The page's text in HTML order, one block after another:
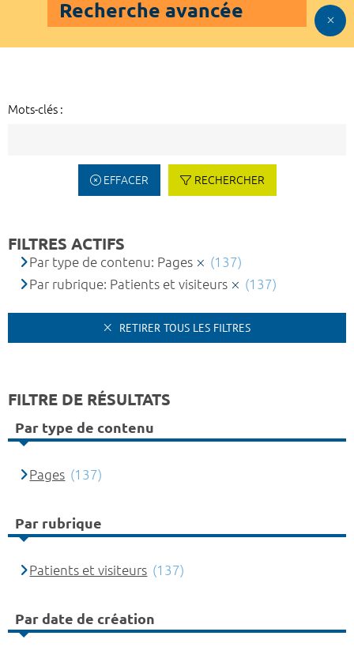
Recherche avancée
Mots-clés :
EFFACER RECHERCHER
FILTRES ACTIFS
Par type de contenu: Pages
(137)
Par rubrique: Patients et visiteurs
(137)
RETIRER TOUS LES FILTRES
FILTRE DE RÉSULTATS
Par type de contenu
Pages (137)
Par rubrique
Patients et visiteurs (137)
Par date de création